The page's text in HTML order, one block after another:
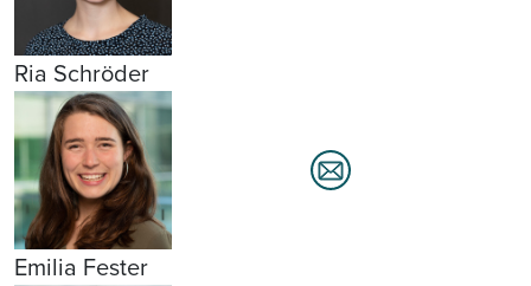
Ria Schröder
Emilia Fester